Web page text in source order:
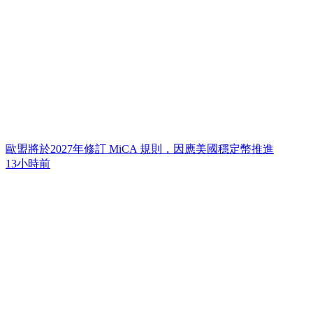
歐盟將於2027年修訂 MiCA 規則，因應美國穩定幣推進
13小時前